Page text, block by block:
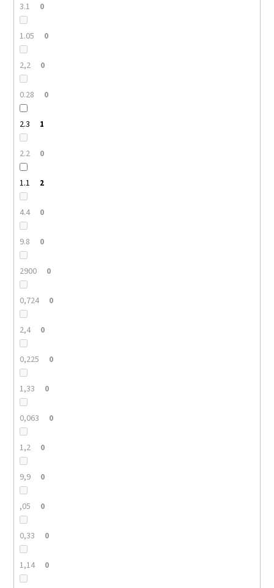
3.1 0
1.05 0
2,2 0
0.28 0
2.3 1
2.2 0
1.1 2
4.4 0
9.8 0
2900 0
0,724 0
2,4 0
0,225 0
1,33 0
0,063 0
1,2 0
9,9 0
,05 0
0,33 0
1,14 0